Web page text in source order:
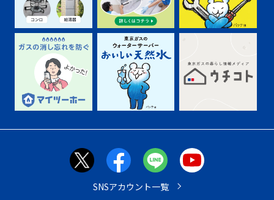
SNSアカウント一覧